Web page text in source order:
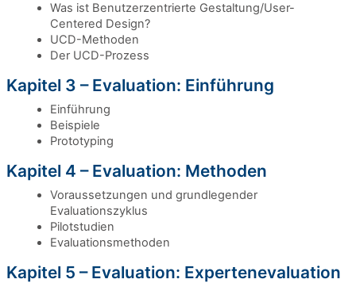
Was ist Benutzerzentrierte Gestaltung/User-
Centered Design?
UCD-Methoden
Der UCD-Prozess
Kapitel 3 – Evaluation: Einführung
Einführung
Beispiele
Prototyping
Kapitel 4 – Evaluation: Methoden
Voraussetzungen und grundlegender
Evaluationszyklus
Pilotstudien
Evaluationsmethoden
Kapitel 5 – Evaluation: Expertenevaluation